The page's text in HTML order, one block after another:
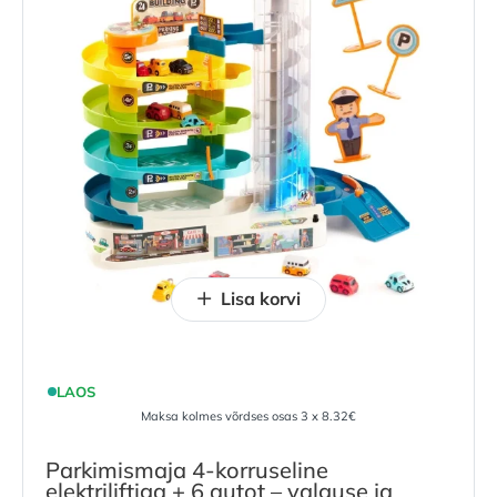
LAOS
Maksa kolmes võrdses osas 3 x 8.32€
Parkimismaja 4-korruseline
elektriliftiga + 6 autot – valguse ja
Lisa korvi